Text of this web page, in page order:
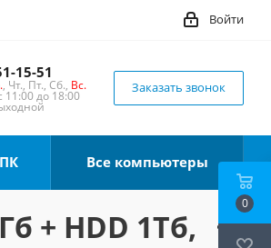
Войти
15-51
, Чт., Пт., Сб., Вс.
11:00 до 18:00
Заказать звонок
Все компьютеры
+ HDD 1Тб,
0